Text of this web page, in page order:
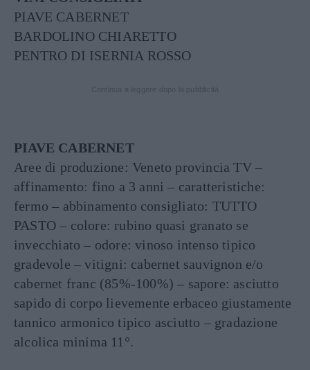
PIAVE CABERNET
BARDOLINO CHIARETTO
PENTRO DI ISERNIA ROSSO
PIAVE CABERNET
Aree di produzione: Veneto provincia TV –
affinamento: fino a 3 anni – caratteristiche:
fermo – abbinamento consigliato: TUTTO
PASTO – colore: rubino quasi granato se
invecchiato – odore: vinoso intenso tipico
gradevole – vitigni: cabernet sauvignon e/o
cabernet franc (85%-100%) – sapore: asciutto
sapido di corpo lievemente erbaceo giustamente
tannico armonico tipico asciutto – gradazione
alcolica minima 11°.